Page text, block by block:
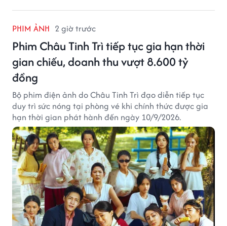
PHIM ẢNH 2 giờ trước
Phim Châu Tinh Trì tiếp tục gia hạn thời
gian chiếu, doanh thu vượt 8.600 tỷ
đồng
Bộ phim điện ảnh do Châu Tinh Trì đạo diễn tiếp tục
duy trì sức nóng tại phòng vé khi chính thức được gia
hạn thời gian phát hành đến ngày 10/9/2026.